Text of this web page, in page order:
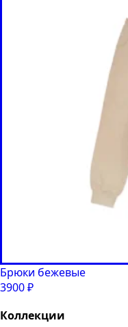
Брюки бежевые
3900₽
Коллекции